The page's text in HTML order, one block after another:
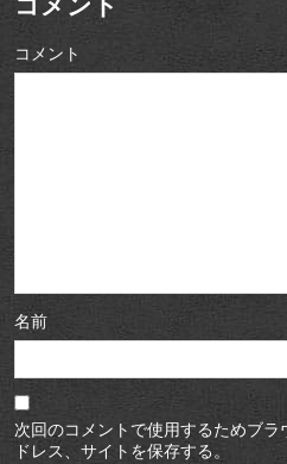
コメント
コメント
名前
次回のコメントで使用するためブ
ドレス、サイトを保存する。